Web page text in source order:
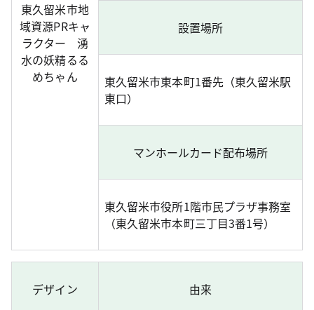
東久留米市地
域資源PRキャ
ラクター 湧
水の妖精るる
めちゃん
設置場所
東久留米市東本町1番先（東久留米駅
東口）
マンホールカード配布場所
東久留米市役所1階市民プラザ事務室
（東久留米市本町三丁目3番1号）
デザイン 由来